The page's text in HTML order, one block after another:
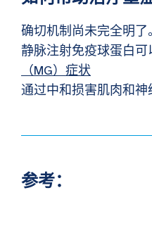
确切机制尚未完全明了
静脉注射免疫球蛋白可
（MG）症状
通过中和损害肌肉和
参考：